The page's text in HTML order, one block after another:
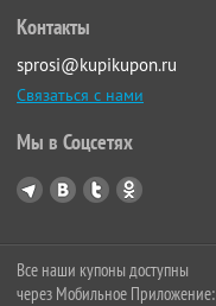
Контакты
sprosi@kupikupon.ru
Связаться с нами
Мы в Соцсетях
Все наши купоны доступны
через Мобильное Приложение: